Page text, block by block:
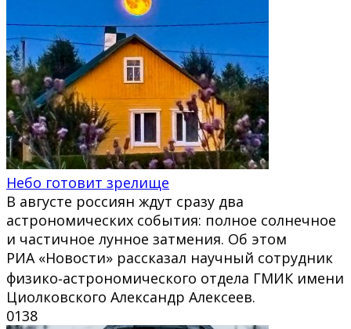
Небо готовит зрелище
В августе россиян ждут сразу два
астрономических события: полное солнечное
и частичное лунное затмения. Об этом
РИА «Новости» рассказал научный сотрудник
физико‑астрономического отдела ГМИК имени
Циолковского Александр Алексеев.
0138